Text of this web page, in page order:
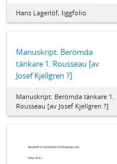
Hans Lagerlöf, liggfolio
Manuskript: Berömda
tänkare 1. Rousseau [av
Josef Kjellgren ?]
Manuskript: Berömda tänkare 1.
Rousseau [av Josef Kjellgren ?]